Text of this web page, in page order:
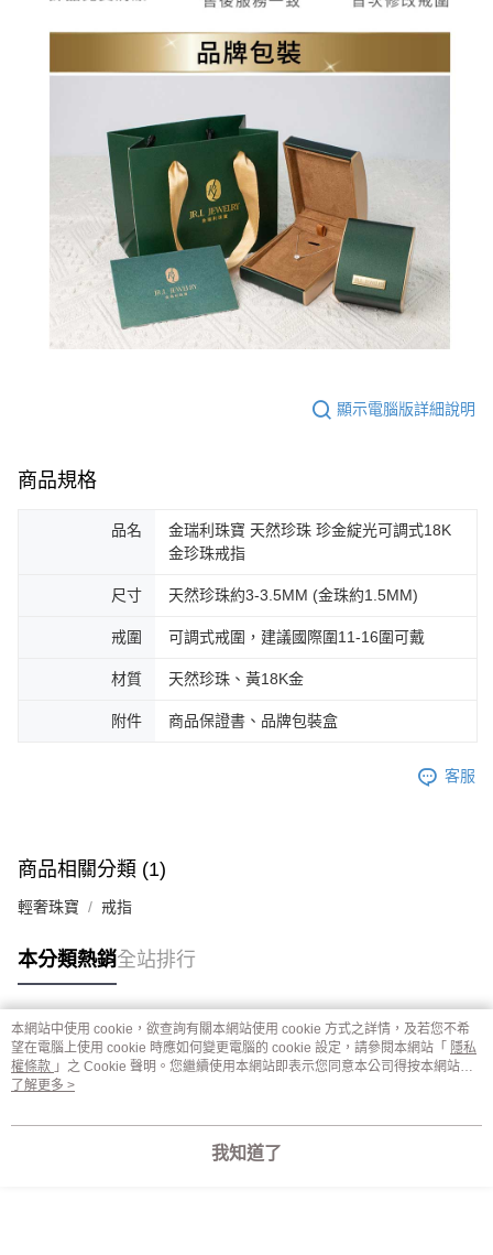
顯示電腦版詳細說明
商品規格
品名
金瑞利珠寶 天然珍珠 珍金綻光可調式18K
金珍珠戒指
尺寸 天然珍珠約3-3.5MM (金珠約1.5MM)
戒圍 可調式戒圍，建議國際圍11-16圍可戴
材質 天然珍珠、黃18K金
附件 商品保證書、品牌包裝盒
客服
商品相關分類 (1)
輕奢珠寶 戒指
本分類熱銷全站排行
熱門標籤
本網站中使用 cookie，欲查詢有關本網站使用 cookie 方式之詳情，及若您不希
望在電腦上使用 cookie 時應如何變更電腦的 cookie 設定，請參閱本網站「 隱私
權條款 」之 Cookie 聲明。您繼續使用本網站即表示您同意本公司得按本網站使
用條款之 Cookie 聲明使用 cookie。
了解更多 >
我知道了